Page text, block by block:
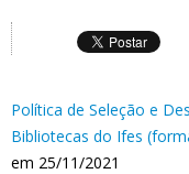
Política de Seleção e
Bibliotecas do Ifes
em 25/11/2021